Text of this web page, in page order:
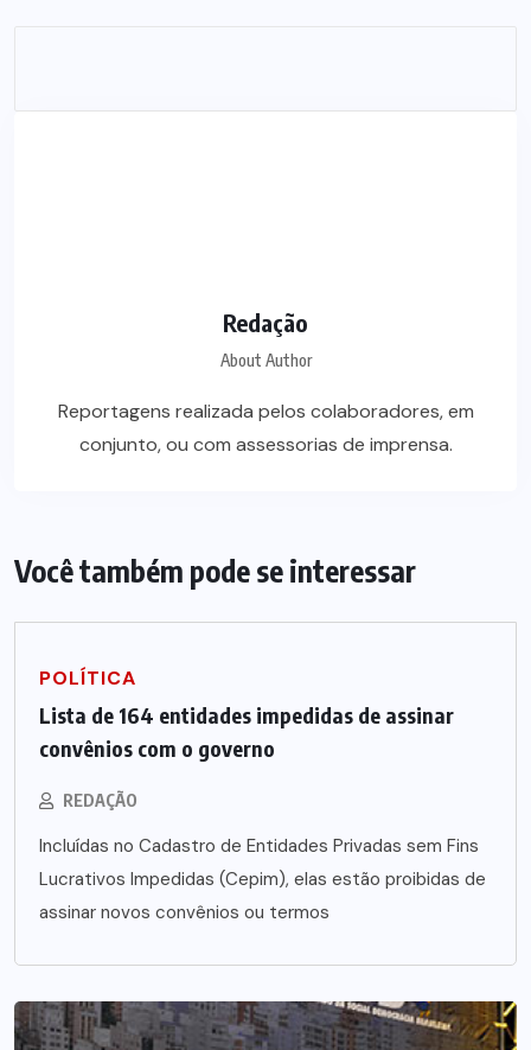
Redação
About Author
Reportagens realizada pelos colaboradores, em
conjunto, ou com assessorias de imprensa.
Você também pode se interessar
POLÍTICA
Lista de 164 entidades impedidas de assinar
convênios com o governo
REDAÇÃO
Incluídas no Cadastro de Entidades Privadas sem Fins
Lucrativos Impedidas (Cepim), elas estão proibidas de
assinar novos convênios ou termos